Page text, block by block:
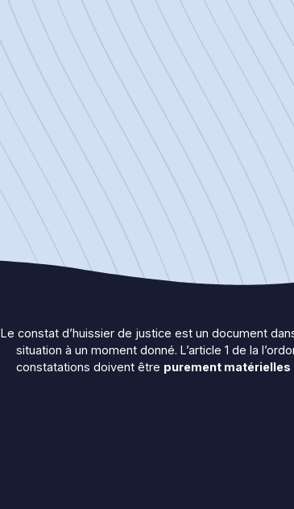
Le constat d’huissier de justice est un document
situation à un moment donné. L’article 1 de la
constatations doivent être purement matérielles